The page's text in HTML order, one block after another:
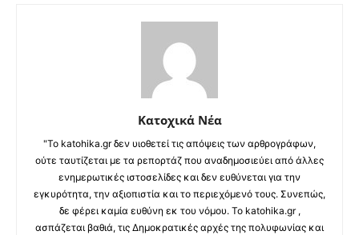
Κατοχικά Νέα
"Το katohika.gr δεν υιοθετεί τις απόψεις των αρθρογράφων,
ούτε ταυτίζεται με τα ρεπορτάζ που αναδημοσιεύει από άλλες
ενημερωτικές ιστοσελίδες και δεν ευθύνεται για την
εγκυρότητα, την αξιοπιστία και το περιεχόμενό τους. Συνεπώς,
δε φέρει καμία ευθύνη εκ του νόμου. Το katohika.gr ,
ασπάζεται βαθιά, τις Δημοκρατικές αρχές της πολυφωνίας και